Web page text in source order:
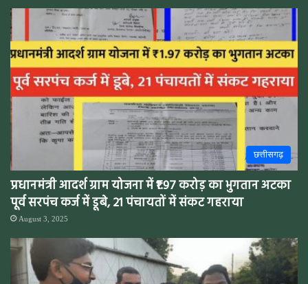
छत्तीसगढ़
प्रधानमंत्री आदर्श ग्राम योजना में ₹1.97 करोड़ का भुगतान अटका
पूर्व सरपंच कर्ज में डूबे, 21 पंचायतों में संकट गहराया
August 3, 2025